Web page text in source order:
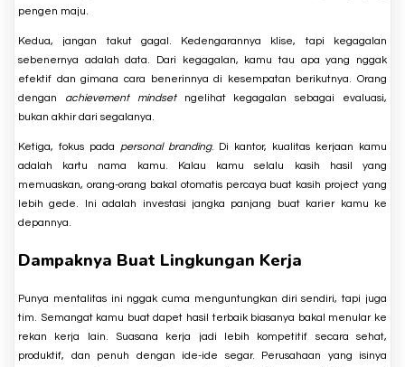
pengen maju.
Kedua, jangan takut gagal. Kedengarannya klise, tapi kegagalan
sebenernya adalah data. Dari kegagalan, kamu tau apa yang nggak
efektif dan gimana cara benerinnya di kesempatan berikutnya. Orang
dengan achievement mindsetngelihat kegagalan sebagai evaluasi,
bukan akhir dari segalanya.
Ketiga, fokus pada personal branding. Di kantor, kualitas kerjaan kamu
adalah kartu nama kamu. Kalau kamu selalu kasih hasil yang
memuaskan, orang-orang bakal otomatis percaya buat kasih project yang
lebih gede. Ini adalah investasi jangka panjang buat karier kamu ke
depannya.
Dampaknya Buat Lingkungan Kerja
Punya mentalitas ini nggak cuma menguntungkan diri sendiri, tapi juga
tim. Semangat kamu buat dapet hasil terbaik biasanya bakal menular ke
rekan kerja lain. Suasana kerja jadi lebih kompetitif secara sehat,
produktif, dan penuh dengan ide-ide segar. Perusahaan yang isinya